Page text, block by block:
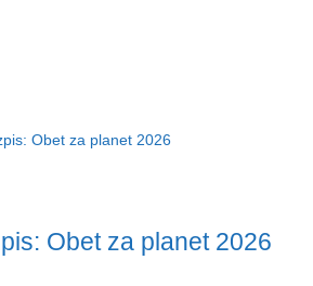
Obet za planet 2026